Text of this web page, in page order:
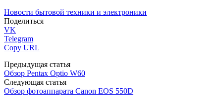
Новости бытовой техники и электроники
Поделиться
VK
Telegram
Copy URL
Предыдущая статья
Обзор Pentax Optio W60
Следующая статья
Обзор фотоаппарата Canon EOS 550D